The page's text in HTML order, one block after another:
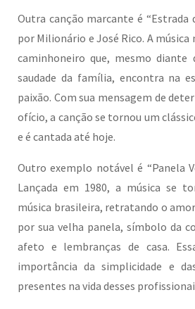
Outra canção marcante é “Estrada
por Milionário e José Rico. A
caminhoneiro que, mesmo diante
saudade da família, encontra na
paixão. Com sua mensagem de
ofício, a canção se tornou um
e é cantada até hoje.
Outro exemplo notável é “Panela
Lançada em 1980, a música se
música brasileira, retratando o
por sua velha panela, símbolo da
afeto e lembranças de casa.
importância da simplicidade e
presentes na vida desses